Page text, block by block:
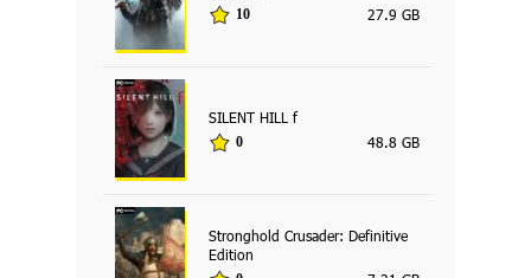
10 27.9 GB
SILENT HILL f
0 48.8 GB
Stronghold Crusader: Definitive
Edition